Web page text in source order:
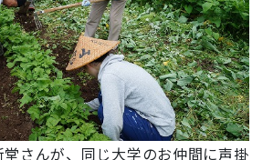
さんが、同じ大学のお仲間に声掛